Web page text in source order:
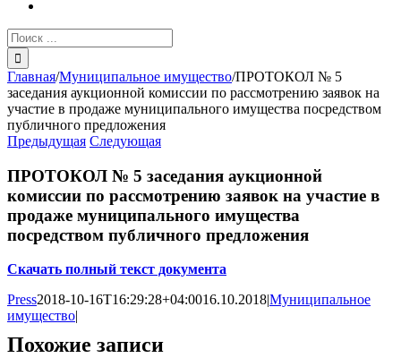
Результат
поиска:
Главная/Муниципальное имущество/ПРОТОКОЛ № 5
заседания аукционной комиссии по рассмотрению заявок на
участие в продаже муниципального имущества посредством
публичного предложения
Предыдущая Следующая
ПРОТОКОЛ № 5 заседания аукционной
комиссии по рассмотрению заявок на участие в
продаже муниципального имущества
посредством публичного предложения
Скачать полный текст документа
Press2018-10-16T16:29:28+04:0016.10.2018|Муниципальное
имущество|
Похожие записи